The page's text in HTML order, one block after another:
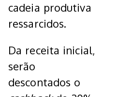
cadeia produtiva
ressarcidos.
Da receita inicial,
serão
descontados o